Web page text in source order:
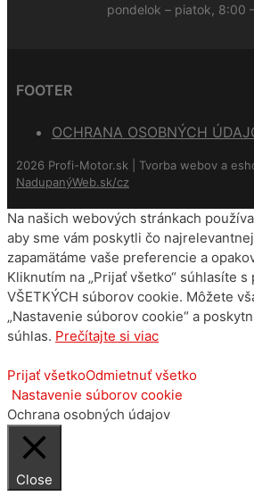
pondelok – piatok, 8:00
FOOTER
OCHRANA OSOBNÝCH
2026 Profi-Motor.sk | Tvorba webov a
NadupanýWeb.sk/cz
Na našich webových stránkach
aby sme vám poskytli čo
zapamätáme vaše preferencie a
Kliknutím na „Prijať všetko“ súhlasíte s
VŠETKÝCH súborov cookie. Môžete
„Nastavenie súborov cookie“ a
súhlas. Prečítajte si viac
Prijať všetkoOdmietnuť všetko
Nastavenie súborov cookie
Ochrana osobných údajov
Close